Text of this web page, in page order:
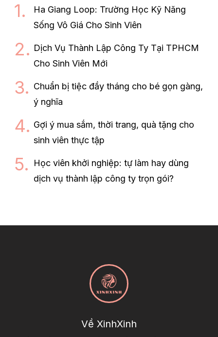
Ha Giang Loop: Trường Học Kỹ Năng
Sống Vô Giá Cho Sinh Viên
Dịch Vụ Thành Lập Công Ty Tại TPHCM
Cho Sinh Viên Mới
Chuẩn bị tiệc đầy tháng cho bé gọn gàng,
ý nghĩa
Gợi ý mua sắm, thời trang, quà tặng cho
sinh viên thực tập
Học viên khởi nghiệp: tự làm hay dùng
dịch vụ thành lập công ty trọn gói?
Về XinhXinh